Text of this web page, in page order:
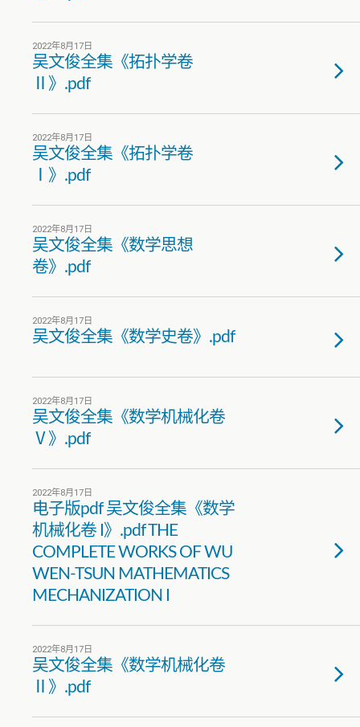
2022年8月17日
吴文俊全集《拓扑学卷
Ⅱ》.pdf
2022年8月17日
吴文俊全集《拓扑学卷
Ⅰ》.pdf
2022年8月17日
吴文俊全集《数学思想
卷》.pdf
2022年8月17日
吴文俊全集《数学史卷》.pdf
2022年8月17日
吴文俊全集《数学机械化卷
Ⅴ》.pdf
2022年8月17日
电子版pdf 吴文俊全集《数学
机械化卷 I》.pdf THE
COMPLETE WORKS OF WU
WEN-TSUN MATHEMATICS
MECHANIZATION I
2022年8月17日
吴文俊全集《数学机械化卷
Ⅱ》.pdf